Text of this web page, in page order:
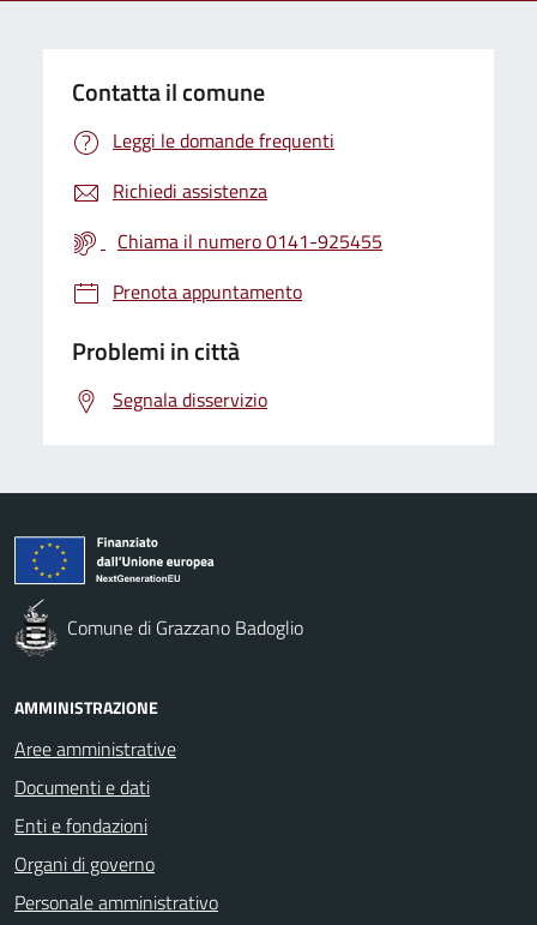
Contatta il comune
Leggi le domande frequenti
Richiedi assistenza
Chiama il numero 0141-925455
Prenota appuntamento
Problemi in città
Segnala disservizio
Comune di Grazzano Badoglio
AMMINISTRAZIONE
Aree amministrative
Documenti e dati
Enti e fondazioni
Organi di governo
Personale amministrativo